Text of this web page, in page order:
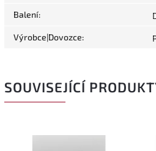
Balení:
Výrobce|Dovozce:
SOUVISEJÍCÍ